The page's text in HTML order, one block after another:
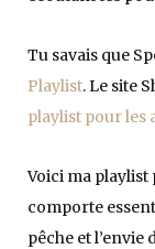
Tu savais que
Playlist. Le site
playlist pour les
Voici ma playlist
comporte
pêche et l’envie